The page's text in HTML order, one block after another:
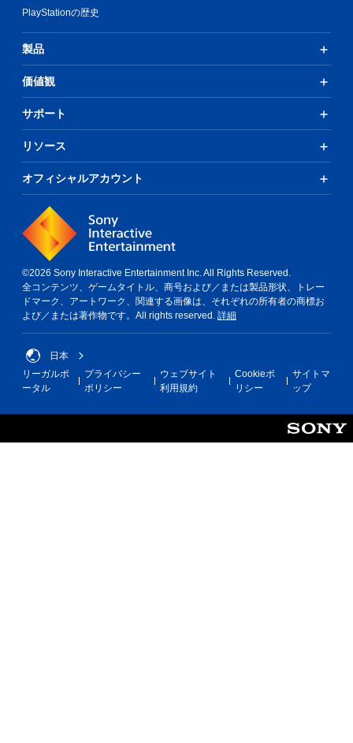
PlayStationの歴史
製品
価値観
サポート
リソース
オフィシャルアカウント
©2026 Sony Interactive Entertainment Inc. All Rights Reserved.
全コンテンツ、ゲームタイトル、商号および／または製品形状、トレー
ドマーク、アートワーク、関連する画像は、それぞれの所有者の商標お
よび／または著作物です。All rights reserved. 詳細
日本
リーガルポ
ータル
プライバシー
ポリシー
ウェブサイト
利用規約
Cookieポ
リシー
サイトマ
ップ